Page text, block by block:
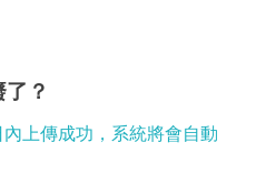
？
上傳成功，系統將會自動